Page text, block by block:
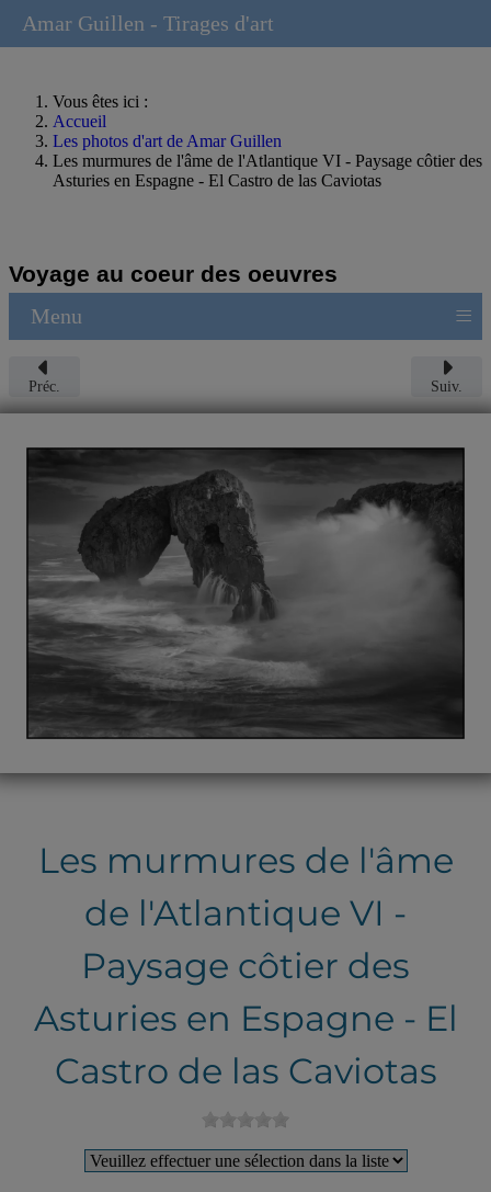
Vous êtes ici :
Accueil
Les photos d'art de Amar Guillen
Les murmures de l'âme de l'Atlantique VI - Paysage côtier des
Asturies en Espagne - El Castro de las Caviotas
Voyage au coeur des oeuvres
Menu ≡
Préc. Suiv.
Les murmures de l'âme
de l'Atlantique VI -
Paysage côtier des
Asturies en Espagne - El
Castro de las Caviotas
Amar Guillen - Tirages d'art